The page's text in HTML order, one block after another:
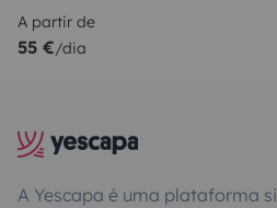
A partir de
55 €/dia
A Yescapa é uma plataforma